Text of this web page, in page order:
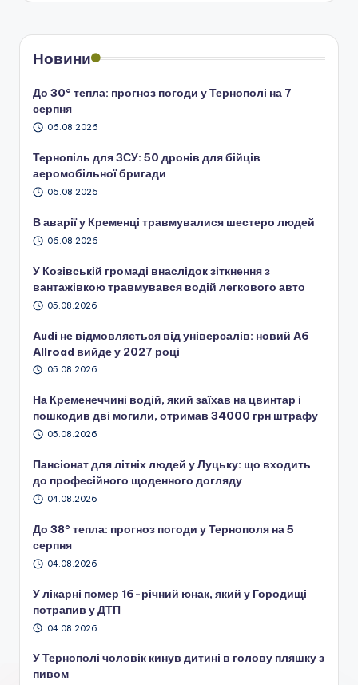
Новини
До 30° тепла: прогноз погоди у Тернополі на 7
серпня
06.08.2026
Тернопіль для ЗСУ: 50 дронів для бійців
аеромобільної бригади
06.08.2026
В аварії у Кременці травмувалися шестеро людей
06.08.2026
У Козівській громаді внаслідок зіткнення з
вантажівкою травмувався водій легкового авто
05.08.2026
Audi не відмовляється від універсалів: новий A6
Allroad вийде у 2027 році
05.08.2026
На Кременеччині водій, який заїхав на цвинтар і
пошкодив дві могили, отримав 34000 грн штрафу
05.08.2026
Пансіонат для літніх людей у Луцьку: що входить
до професійного щоденного догляду
04.08.2026
До 38° тепла: прогноз погоди у Тернополя на 5
серпня
04.08.2026
У лікарні помер 16-річний юнак, який у Городищі
потрапив у ДТП
04.08.2026
У Тернополі чоловік кинув дитині в голову пляшку з
пивом